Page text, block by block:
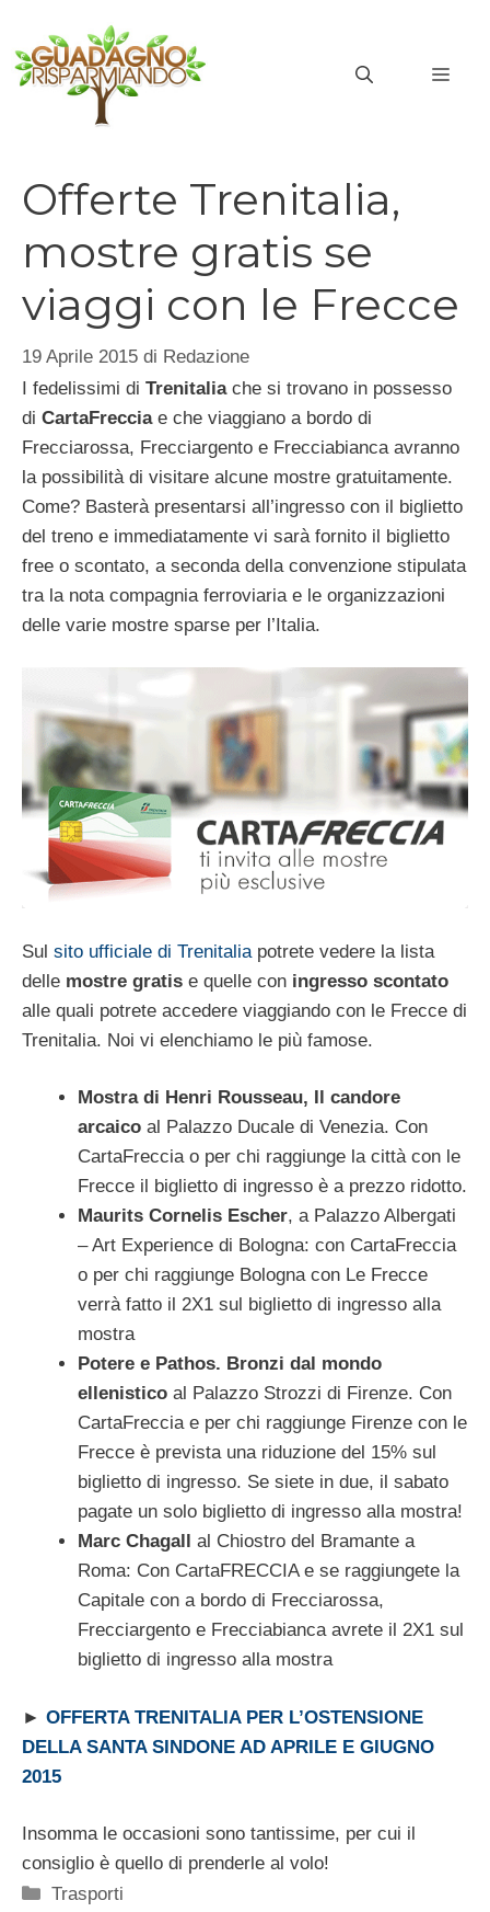
contenuto
Offerte Trenitalia,
mostre gratis se
viaggi con le Frecce
19 Aprile 2015 di Redazione
I fedelissimi di Trenitaliache si trovano in possesso
di CartaFrecciae che viaggiano a bordo di
Frecciarossa, Frecciargento e Frecciabianca avranno
la possibilità di visitare alcune mostre gratuitamente.
Come? Basterà presentarsi all’ingresso con il biglietto
del treno e immediatamente vi sarà fornito il biglietto
free o scontato, a seconda della convenzione stipulata
tra la nota compagnia ferroviaria e le organizzazioni
delle varie mostre sparse per l’Italia.
Sul sito ufficiale di Trenitalia potrete vedere la lista
delle mostre gratis e quelle con ingresso scontato
alle quali potrete accedere viaggiando con le Frecce di
Trenitalia. Noi vi elenchiamo le più famose.
Mostra di Henri Rousseau, Il candore
arcaico al Palazzo Ducale di Venezia. Con
CartaFreccia o per chi raggiunge la città con le
Frecce il biglietto di ingresso è a prezzo ridotto.
Maurits Cornelis Escher, a Palazzo Albergati
– Art Experience di Bologna: con CartaFreccia
o per chi raggiunge Bologna con Le Frecce
verrà fatto il 2X1 sul biglietto di ingresso alla
mostra
Potere e Pathos. Bronzi dal mondo
ellenistico al Palazzo Strozzi di Firenze. Con
CartaFreccia e per chi raggiunge Firenze con le
Frecce è prevista una riduzione del 15% sul
biglietto di ingresso. Se siete in due, il sabato
pagate un solo biglietto di ingresso alla mostra!
Marc Chagall
al Chiostro del Bramante a
Roma: Con CartaFRECCIA e se raggiungete la
Capitale con a bordo di Frecciarossa,
Frecciargento e Frecciabianca avrete il 2X1 sul
biglietto di ingresso alla mostra
► OFFERTA TRENITALIA PER L’OSTENSIONE
DELLA SANTA SINDONE AD APRILE E GIUGNO
2015
Insomma le occasioni sono tantissime, per cui il
consiglio è quello di prenderle al volo!
Categorie
Trasporti